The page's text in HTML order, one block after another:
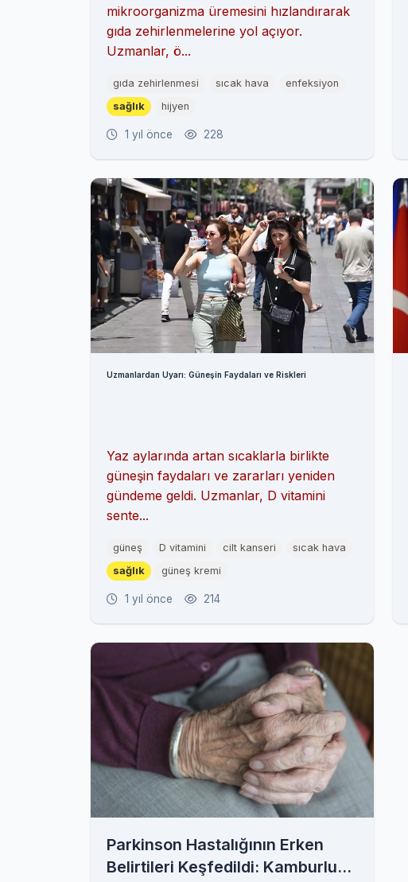
mikroorganizma üremesini hızlandırarak
gıda zehirlenmelerine yol açıyor.
Uzmanlar, ö...
gıda zehirlenmesi sıcak hava
enfeksiyon
sağlık
hijyen
1 yıl önce 228
Uzmanlardan Uyarı: Güneşin Faydaları ve Riskleri
Yaz aylarında artan sıcaklarla birlikte
güneşin faydaları ve zararları yeniden
gündeme geldi. Uzmanlar, D vitamini
sente...
güneş D vitamini cilt kanseri
sıcak hava
sağlık
güneş kremi
1 yıl önce 214
Parkinson Hastalığının Erken
Belirtileri Keşfedildi: Kamburluk